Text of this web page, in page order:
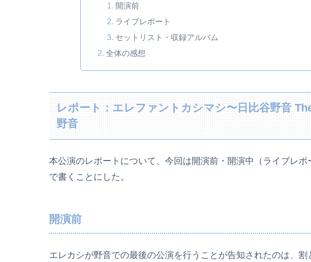
開演前
ライブレポート
セットリスト・収録アルバム
全体の感想
レポート：エレファントカシマシ〜日比谷野音
野音
本公演のレポートについて、今回は開演前・開演中（ライブレ
で書くことにした。
開演前
エレカシが野音での最後の公演を行うことが告知されたのは、割